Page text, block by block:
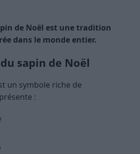
de Noël est une tradition
dans le monde entier.
sapin de Noël
un symbole riche de
: